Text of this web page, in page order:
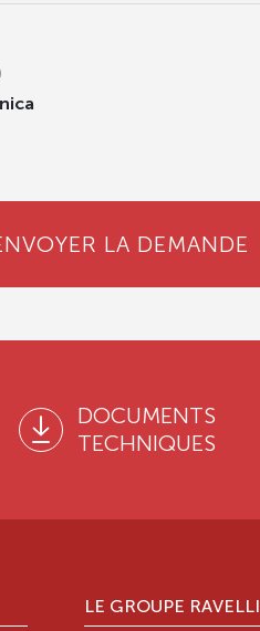
LA DEMANDE
DOCUMENTS
TECHNIQUES
LE GROUPE RAVELLI